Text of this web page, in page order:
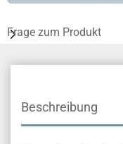
Frage zum Produkt
Beschreibung